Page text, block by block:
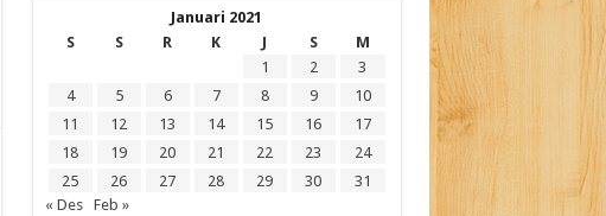
Januari 2021
S
S R K J S
M
1
2
3
4
5 6 7 8 9
10
11
12 13 14 15 16
17
18
19 20 21 22 23
24
25
26 27 28 29 30
31
« Des
Feb »